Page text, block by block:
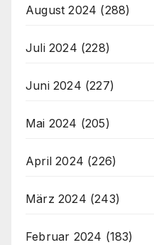
August 2024 (288)
Juli 2024 (228)
Juni 2024 (227)
Mai 2024 (205)
April 2024 (226)
März 2024 (243)
Februar 2024 (183)